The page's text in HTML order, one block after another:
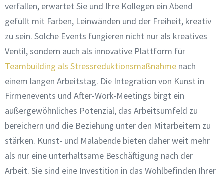
verfallen, erwartet Sie und Ihre Kollegen ein Abend
gefüllt mit Farben, Leinwänden und der Freiheit, kreativ
zu sein. Solche Events fungieren nicht nur als kreatives
Ventil, sondern auch als innovative Plattform für
Teambuilding als Stressreduktionsmaßnahme nach
einem langen Arbeitstag. Die Integration von Kunst in
Firmenevents und After-Work-Meetings birgt ein
außergewöhnliches Potenzial, das Arbeitsumfeld zu
bereichern und die Beziehung unter den Mitarbeitern zu
stärken. Kunst- und Malabende bieten daher weit mehr
als nur eine unterhaltsame Beschäftigung nach der
Arbeit. Sie sind eine Investition in das Wohlbefinden Ihrer